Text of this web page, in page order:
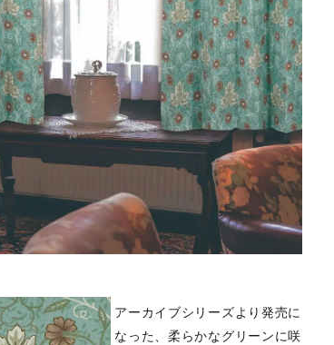
アーカイブシリーズより発売に
なった、柔らかなグリーンに咲